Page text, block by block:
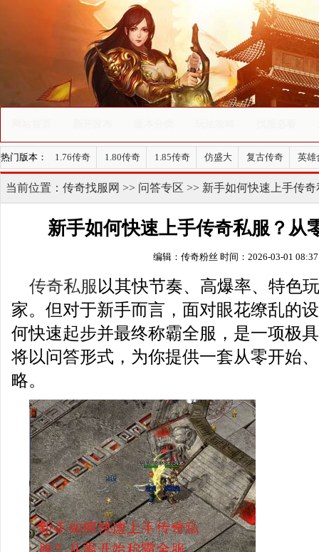
热门版本： 1.76传奇 1.80传奇 1.85传奇 仿盛大 复古传奇 英雄
当前位置： 传奇找服网 >> 问答专区 >> 新手如何快速上手传
新手如何快速上手传奇私服？从
编辑：传奇粉丝 时间：2026-03-01
传奇私服 以其快节奏、高爆率、特色
家。但对于新手而言，面对眼花缭乱的
何快速起步并最终称霸全服，是一项极
将以问答形式，为你提供一套从零开始
略。